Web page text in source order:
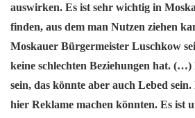
auswirken. Es ist sehr wichtig in
finden, aus dem man Nutzen ziehen
Moskauer Bürgermeister Luschkow
keine schlechten Beziehungen hat. (…)
sein, das könnte aber auch Lebed sein.
hier Reklame machen könnten. Es ist